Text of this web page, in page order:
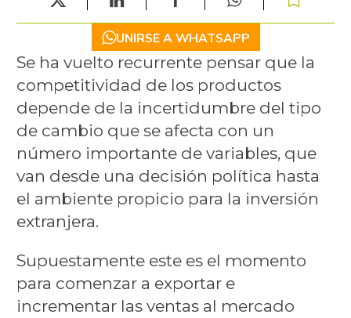
UNIRSE A WHATSAPP
Se ha vuelto recurrente pensar que la
competitividad de los productos
depende de la incertidumbre del tipo
de cambio que se afecta con un
número importante de variables, que
van desde una decisión política hasta
el ambiente propicio para la inversión
extranjera.
Supuestamente este es el momento
para comenzar a exportar e
incrementar las ventas al mercado